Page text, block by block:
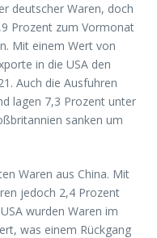
deutscher Waren, doch
Prozent zum Vormonat
Mit einem Wert von
in die USA den
Auch die Ausfuhren
lagen 7,3 Prozent unter
sanken um
Waren aus China. Mit
jedoch 2,4 Prozent
wurden Waren im
was einem Rückgang